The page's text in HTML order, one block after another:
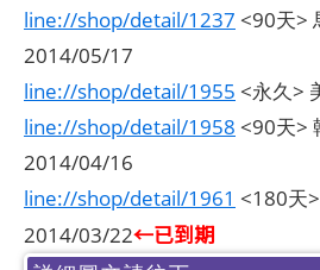
line://shop/detail/1237 <90天>
2014/05/17
line://shop/detail/1955 <永久>
line://shop/detail/1958 <90天>
2014/04/16
line://shop/detail/1961 <180天
2014/03/22←已到期